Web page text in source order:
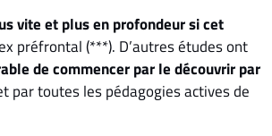
vite et plus en profondeur si cet
préfrontal (***). D’autres études ont
de commencer par le découvrir par
par toutes les pédagogies actives de